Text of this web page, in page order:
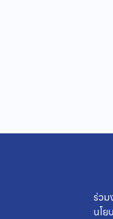
ร่วม
นโ